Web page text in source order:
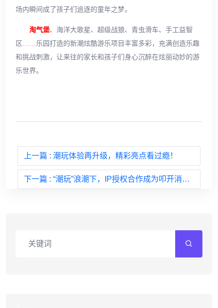
场内瞬间成了孩子们追逐的童年之梦。
淘气堡、海洋大歌星、超级战狼、青虫滑车、手工益智
区……乐园打造的新潮炫酷游乐项目丰富多彩，充满创造乐趣
和挑战刺激，让来往的家长和孩子们身心沉醉在炫丽动妙的游
乐世界。
上一篇 : 潮玩体验再升级，精彩亮点看过瘾！
下一篇 : “潮玩”浪潮下，IP授权合作成为叩开消费市场的敲门砖